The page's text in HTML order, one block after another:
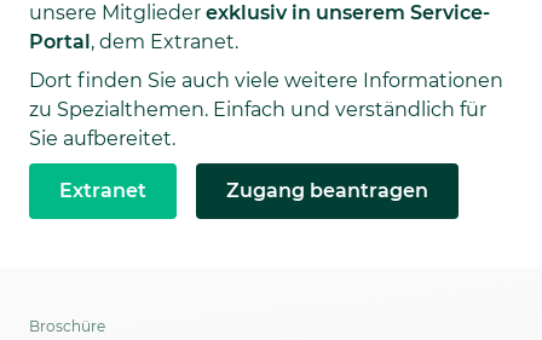
unsere Mitglieder exklusiv in unserem Service-
Portal, dem Extranet.
Dort finden Sie auch viele weitere Informationen
zu Spezialthemen. Einfach und verständlich für
Sie aufbereitet.
Extranet Zugang beantragen
Broschüre